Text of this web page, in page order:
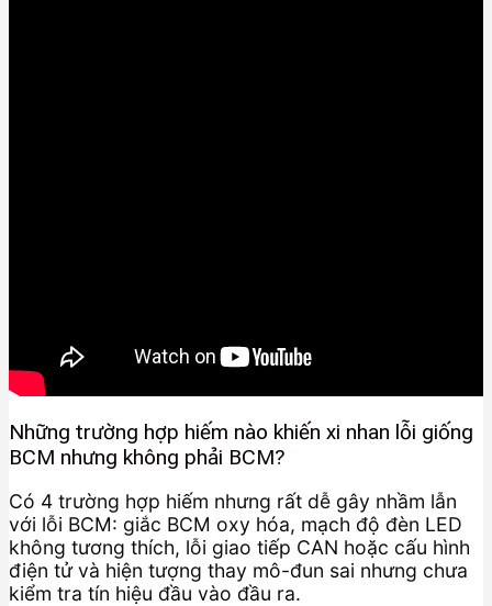
Những trường hợp hiếm nào khiến xi nhan lỗi giống
BCM nhưng không phải BCM?
Có 4 trường hợp hiếm nhưng rất dễ gây nhầm lẫn
với lỗi BCM: giắc BCM oxy hóa, mạch độ đèn LED
không tương thích, lỗi giao tiếp CAN hoặc cấu hình
điện tử và hiện tượng thay mô-đun sai nhưng chưa
kiểm tra tín hiệu đầu vào đầu ra.